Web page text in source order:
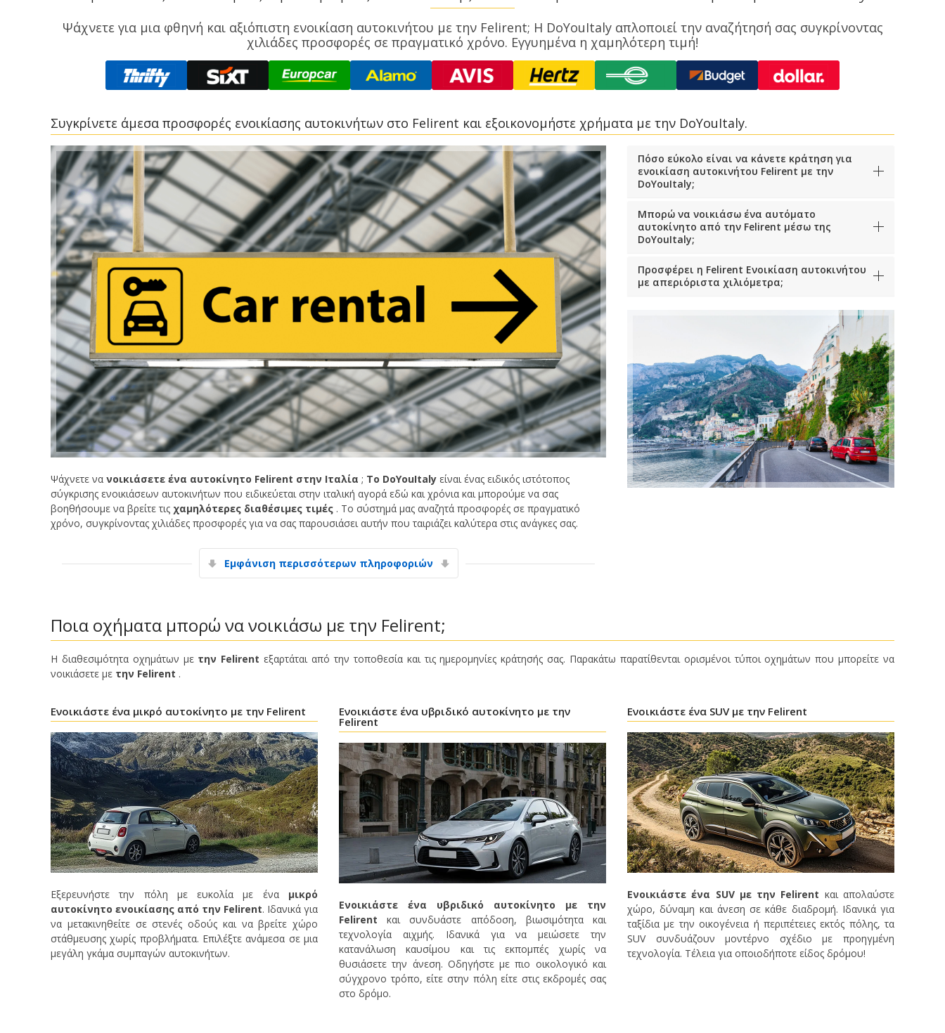
Μεγάλες εξοικονομήσεις
Αποκτήστε πρόσβαση σε αποκλειστικές
προσφορές συνεργατών
Ψάχνετε για μια φθηνή και αξιόπιστη ενοικίαση αυτοκινήτου με την Felirent; Η DoYouItaly απλοποιεί την αναζήτησή σας συγκρίνοντας
χιλιάδες προσφορές σε πραγματικό χρόνο. Εγγυημένα η χαμηλότερη τιμή!
Συγκρίνετε άμεσα προσφορές ενοικίασης αυτοκινήτων στο Felirent και εξοικονομήστε χρήματα με την DoYouItaly.
Ψάχνετε να νοικιάσετε ένα αυτοκίνητο Felirent στην Ιταλία ; Το DoYouItaly είναι ένας ειδικός ιστότοπος
σύγκρισης ενοικιάσεων αυτοκινήτων που ειδικεύεται στην ιταλική αγορά εδώ και χρόνια και μπορούμε να σας
βοηθήσουμε να βρείτε τις χαμηλότερες διαθέσιμες τιμές . Το σύστημά μας αναζητά προσφορές σε πραγματικό
χρόνο, συγκρίνοντας χιλιάδες προσφορές για να σας παρουσιάσει αυτήν που ταιριάζει καλύτερα στις ανάγκες σας.
Εμφάνιση περισσότερων πληροφοριών
Πόσο εύκολο είναι να κάνετε κράτηση για
ενοικίαση αυτοκινήτου Felirent με την
DoYouItaly;
Μπορώ να νοικιάσω ένα αυτόματο
αυτοκίνητο από την Felirent μέσω της
DoYouItaly;
Προσφέρει η Felirent Ενοικίαση αυτοκινήτου
με απεριόριστα χιλιόμετρα;
Ποια οχήματα μπορώ να νοικιάσω με την Felirent;
Η διαθεσιμότητα οχημάτων με την Felirent εξαρτάται από την τοποθεσία και τις ημερομηνίες κράτησής σας. Παρακάτω παρατίθενται ορισμένοι τύποι οχημάτων που μπορείτε να
νοικιάσετε με την Felirent .
Ενοικιάστε ένα μικρό αυτοκίνητο με την Felirent
Εξερευνήστε την πόλη με ευκολία με ένα μικρό
αυτοκίνητο ενοικίασης από την Felirent. Ιδανικά για
να μετακινηθείτε σε στενές οδούς και να βρείτε χώρο
στάθμευσης χωρίς προβλήματα. Επιλέξτε ανάμεσα σε μια
μεγάλη γκάμα συμπαγών αυτοκινήτων.
Ενοικιάστε ένα υβριδικό αυτοκίνητο με την
Felirent
Ενοικιάστε ένα υβριδικό αυτοκίνητο με την
Felirent και συνδυάστε απόδοση, βιωσιμότητα και
τεχνολογία αιχμής. Ιδανικά για να μειώσετε την
κατανάλωση καυσίμου και τις εκπομπές χωρίς να
θυσιάσετε την άνεση. Οδηγήστε με πιο οικολογικό και
σύγχρονο τρόπο, είτε στην πόλη είτε στις εκδρομές σας
στο δρόμο.
Ενοικιάστε ένα SUV με την Felirent
Ενοικιάστε ένα SUV με την Felirent και απολαύστε
χώρο, δύναμη και άνεση σε κάθε διαδρομή. Ιδανικά για
ταξίδια με την οικογένεια ή περιπέτειες εκτός πόλης, τα
SUV συνδυάζουν μοντέρνο σχέδιο με προηγμένη
τεχνολογία. Τέλεια για οποιοδήποτε είδος δρόμου!